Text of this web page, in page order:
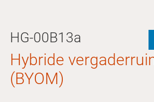
HG-00B13a
Hybride
(BYOM)